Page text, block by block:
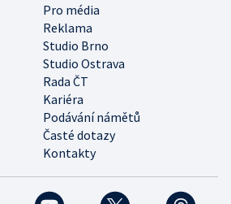
Pro média
Reklama
Studio Brno
Studio Ostrava
Rada ČT
Kariéra
Podávání námětů
Časté dotazy
Kontakty